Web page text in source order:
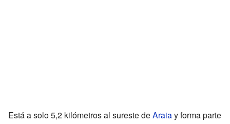
Está a solo 5,2 kilómetros al sureste deAraiay forma parte